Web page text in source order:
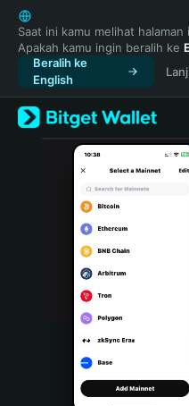
English
日本語
Tiếng Việt
Русский
Español (Latinoamérica)
Türkçe
Italiano
Português (Portugal)
Bahasa Indonesia
Português (Brasil)
Español (Argentina)
Saat ini kamu melihat halaman
Apakah kamu ingin beralih ke
Beralih ke
English